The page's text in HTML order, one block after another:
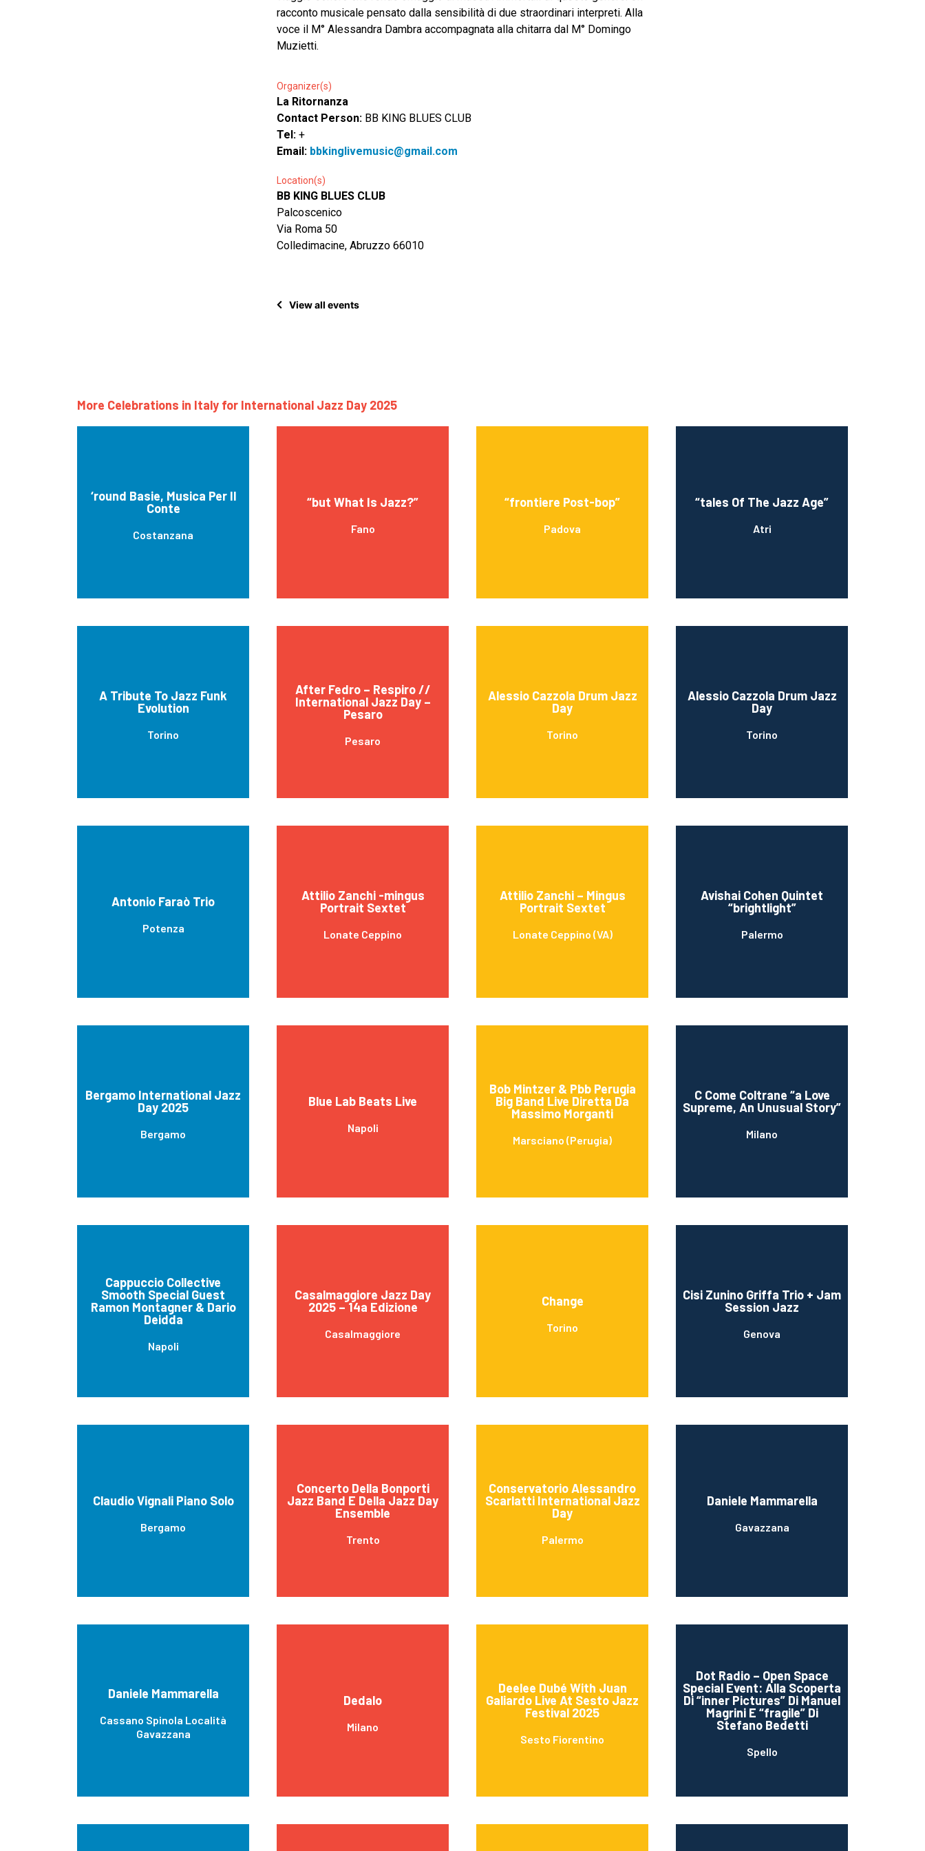
racconto musicale pensato dalla sensibilità di due straordinari interpreti. Alla
voce il M° Alessandra Dambra accompagnata alla chitarra dal M° Domingo
Muzietti.
Organizer(s)
La Ritornanza
Contact Person: BB KING BLUES CLUB
Tel: +
Email: bbkinglivemusic@gmail.com
Location(s)
BB KING BLUES CLUB
Palcoscenico
Via Roma 50
Colledimacine, Abruzzo 66010
View all events
More Celebrations in Italy for International Jazz Day 2025
‘round Basie, Musica Per Il
Conte
Costanzana
“but What Is Jazz?”
Fano
“frontiere Post-bop”
Padova
“tales Of The Jazz Age”
Atri
A Tribute To Jazz Funk
Evolution
Torino
After Fedro – Respiro //
International Jazz Day –
Pesaro
Pesaro
Alessio Cazzola Drum Jazz
Day
Torino
Alessio Cazzola Drum Jazz
Day
Torino
Antonio Faraò Trio
Potenza
Attilio Zanchi -mingus
Portrait Sextet
Lonate Ceppino
Attilio Zanchi – Mingus
Portrait Sextet
Lonate Ceppino (VA)
Avishai Cohen Quintet
“brightlight”
Palermo
Bergamo International Jazz
Day 2025
Bergamo
Blue Lab Beats Live
Napoli
Bob Mintzer & Pbb Perugia
Big Band Live Diretta Da
Massimo Morganti
Marsciano (Perugia)
C Come Coltrane “a Love
Supreme, An Unusual Story”
Milano
Cappuccio Collective
Smooth Special Guest
Ramon Montagner & Dario
Deidda
Napoli
Casalmaggiore Jazz Day
2025 – 14a Edizione
Casalmaggiore
Change
Torino
Cisi Zunino Griffa Trio + Jam
Session Jazz
Genova
Claudio Vignali Piano Solo
Bergamo
Concerto Della Bonporti
Jazz Band E Della Jazz Day
Ensemble
Trento
Conservatorio Alessandro
Scarlatti International Jazz
Day
Palermo
Daniele Mammarella
Gavazzana
Daniele Mammarella
Cassano Spinola Località
Gavazzana
Dedalo
Milano
Deelee Dubé With Juan
Galiardo Live At Sesto Jazz
Festival 2025
Sesto Fiorentino
Dot Radio – Open Space
Special Event: Alla Scoperta
Di “inner Pictures” Di Manuel
Magrini E “fragile” Di
Stefano Bedetti
Spello